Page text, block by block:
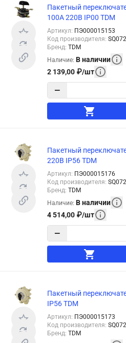
Пакетный
100А 220В IP00 TDM
Артикул: ПЭ000015153
Код производителя:
Бренд: TDM
Наличие: В наличии
2 139,00 ₽/шт
−
Пакетный
220В IP56 TDM
Артикул: ПЭ000015176
Код производителя:
Бренд: TDM
Наличие: В наличии
4 514,00 ₽/шт
−
Пакетный
IP56 TDM
Артикул: ПЭ000015173
Код производителя:
Бренд: TDM